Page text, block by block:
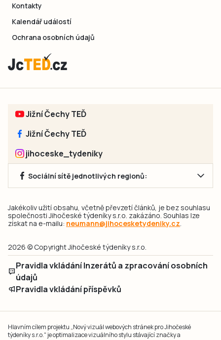
Kontakty
Kalendář událostí
Ochrana osobních údajů
Jižní Čechy TEĎ
Jižní Čechy TEĎ
jihoceske_tydeniky
Sociální sítě jednotlivých regionů:
Jakékoliv užití obsahu, včetně převzetí článků, je bez souhlasu
společnosti Jihočeské týdeníky s.r.o. zakázáno. Souhlas lze
získat na e-mailu: neumann@jihocesketydeniky.cz.
2026 © Copyright Jihočeské týdeníky s.r.o.
Pravidla vkládání Inzerátů a zpracování osobních
údajů
Pravidla vkládání příspěvků
Hlavním cílem projektu „Nový vizuál webových stránek pro Jihočeské
týdeníky s.r.o." je optimalizace vizuálního stylu stávající značky a